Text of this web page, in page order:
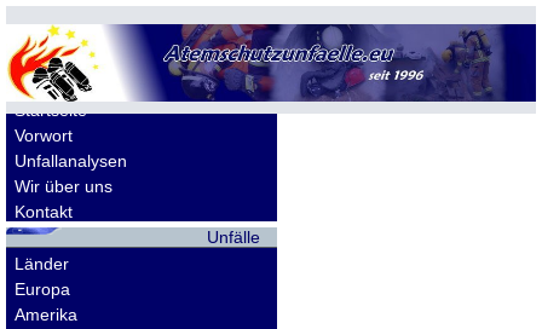
Allgemeines
Startseite
Vorwort
Unfallanalysen
Wir über uns
Kontakt
Unfälle
Länder
Europa
Amerika